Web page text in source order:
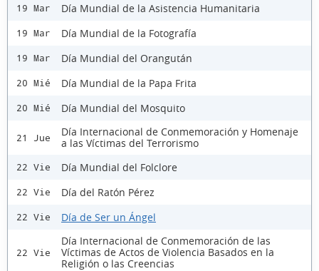
19 Mar Día Mundial de la Asistencia Humanitaria
19 Mar Día Mundial de la Fotografía
19 Mar Día Mundial del Orangután
20 Mié Día Mundial de la Papa Frita
20 Mié Día Mundial del Mosquito
21 Jue
Día Internacional de Conmemoración y Homenaje
a las Víctimas del Terrorismo
22 Vie Día Mundial del Folclore
22 Vie Día del Ratón Pérez
22 Vie Día de Ser un Ángel
22 Vie
Día Internacional de Conmemoración de las
Víctimas de Actos de Violencia Basados en la
Religión o las Creencias